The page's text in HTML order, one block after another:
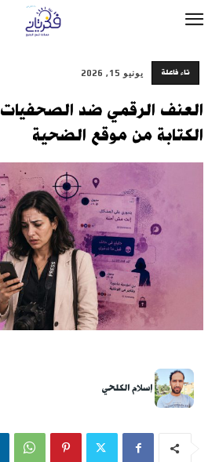
تاء فاعلة يونيو 15, 2026
العنف الرقمي ضد الصحفيات
الكتابة من موقع الضحية
إسلام الكلحي